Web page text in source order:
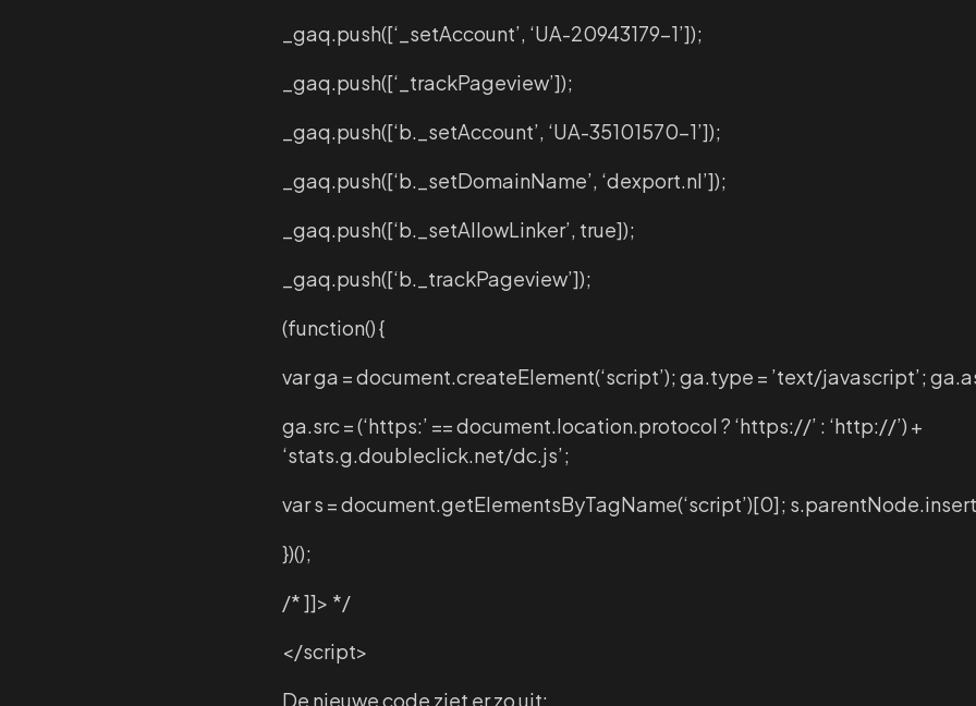
_gaq.push([‘_setAccount’, ‘UA-20943179-1’]);
_gaq.push([‘_trackPageview’]);
_gaq.push([‘b._setAccount’, ‘UA-35101570-1’]);
_gaq.push([‘b._setDomainName’, ‘dexport.nl’]);
_gaq.push([‘b._setAllowLinker’, true]);
_gaq.push([‘b._trackPageview’]);
(function() {
var ga = document.createElement(‘script’); ga.type = ’text/javascript’;
ga.src = (‘https:’ == document.location.protocol ? ‘https://’ : ‘http://’) +
‘stats.g.doubleclick.net/dc.js’;
var s = document.getElementsByTagName(‘script’)[0];
})();
/* ]]> */
</script>
De nieuwe code ziet er zo uit: